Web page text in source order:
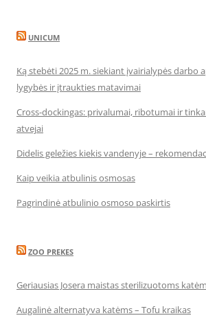
UNICUM
Ką stebėti 2025 m. siekiant įvairialypės darbo
lygybės ir įtraukties matavimai
Cross-dockingas: privalumai, ribotumai ir
atvejai
Didelis geležies kiekis vandenyje –
Kaip veikia atbulinis osmosas
Pagrindinė atbulinio osmoso paskirtis
ZOO PREKES
Geriausias Josera maistas sterilizuotoms
Augalinė alternatyva katėms – Tofu kraikas